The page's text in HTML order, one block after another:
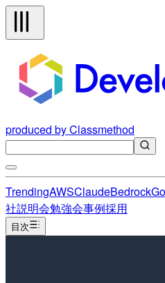
produced by Classmethod
TrendingAWSClaudeBedrock
社説明会勉強会事例採用
目次